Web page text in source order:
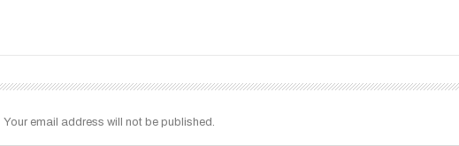
Your email address will not be published.